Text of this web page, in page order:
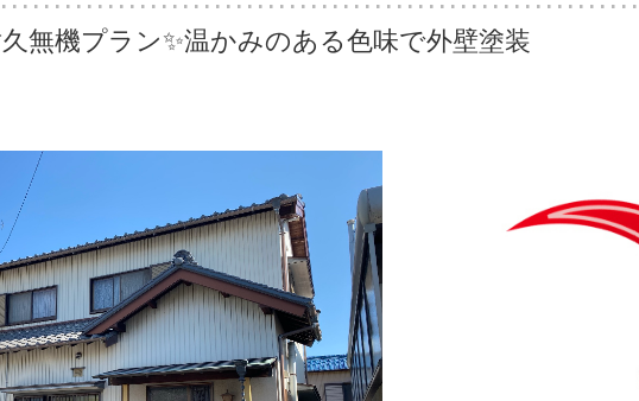
無機プラン✨温かみのある色味で外壁塗装